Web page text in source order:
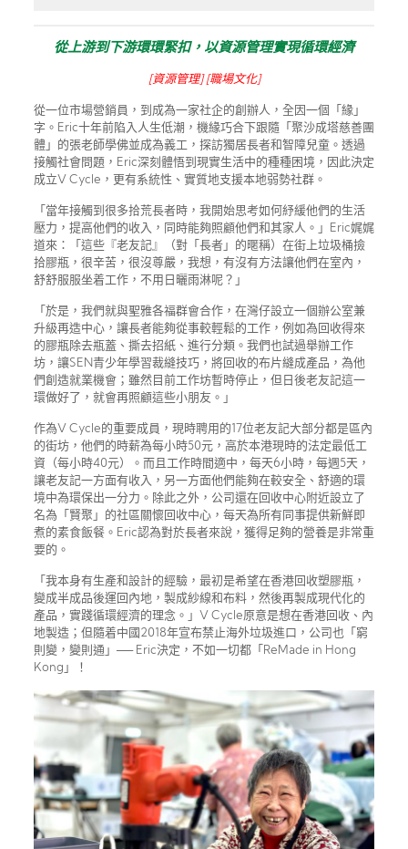
從上游到下游環環緊扣，以資源管理實現循環經濟
[資源管理] [職場文化]
從一位市場營銷員，到成為一家社企的創辦人，全因一個「緣」
字。Eric十年前陷入人生低潮，機緣巧合下跟隨「聚沙成塔慈善團
體」的張老師學佛並成為義工，探訪獨居長者和智障兒童。透過
接觸社會問題，Eric深刻體悟到現實生活中的種種困境，因此決定
成立V Cycle，更有系統性、實質地支援本地弱勢社群。
「當年接觸到很多拾荒長者時，我開始思考如何紓緩他們的生活
壓力，提高他們的收入，同時能夠照顧他們和其家人。」Eric娓娓
道來：「這些『老友記』（對「長者」的暱稱）在街上垃圾桶撿
拾膠瓶，很辛苦，很沒尊嚴，我想，有沒有方法讓他們在室內，
舒舒服服坐着工作，不用日曬雨淋呢？」
「於是，我們就與聖雅各福群會合作，在灣仔設立一個辦公室兼
升級再造中心，讓長者能夠從事較輕鬆的工作，例如為回收得來
的膠瓶除去瓶蓋、撕去招紙、進行分類。我們也試過舉辦工作
坊，讓SEN青少年學習裁縫技巧，將回收的布片縫成產品，為他
們創造就業機會；雖然目前工作坊暫時停止，但日後老友記這一
環做好了，就會再照顧這些小朋友。」
作為V Cycle的重要成員，現時聘用的17位老友記大部分都是區內
的街坊，他們的時薪為每小時50元，高於本港現時的法定最低工
資（每小時40元）。而且工作時間適中，每天6小時，每週5天，
讓老友記一方面有收入，另一方面他們能夠在較安全、舒適的環
境中為環保出一分力。除此之外，公司還在回收中心附近設立了
名為「賢聚」的社區關懷回收中心，每天為所有同事提供新鮮即
煮的素食飯餐。Eric認為對於長者來說，獲得足夠的營養是非常重
要的。
「我本身有生產和設計的經驗，最初是希望在香港回收塑膠瓶，
變成半成品後運回內地，製成紗線和布料，然後再製成現代化的
產品，實踐循環經濟的理念。」V Cycle原意是想在香港回收、內
地製造；但隨着中國2018年宣布禁止海外垃圾進口，公司也「窮
則變，變則通」── Eric決定，不如一切都「ReMade in Hong
Kong」！